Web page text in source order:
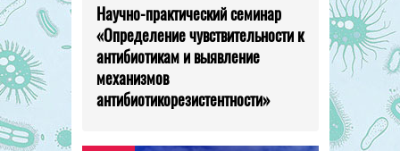
Научно-практический семинар
«Определение чувствительности к
антибиотикам и выявление
механизмов
антибиотикорезистентности»